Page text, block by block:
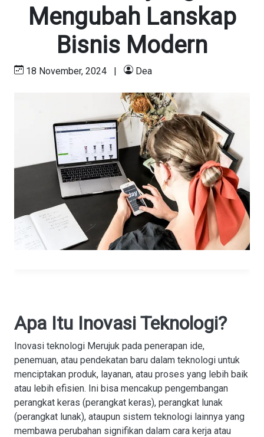
Mengubah Lanskap
Bisnis Modern
18 November, 2024 | Dea
Apa Itu Inovasi Teknologi?
Inovasi teknologi Merujuk pada penerapan ide,
penemuan, atau pendekatan baru dalam teknologi untuk
menciptakan produk, layanan, atau proses yang lebih baik
atau lebih efisien. Ini bisa mencakup pengembangan
perangkat keras (perangkat keras), perangkat lunak
(perangkat lunak), ataupun sistem teknologi lainnya yang
membawa perubahan signifikan dalam cara kerja atau